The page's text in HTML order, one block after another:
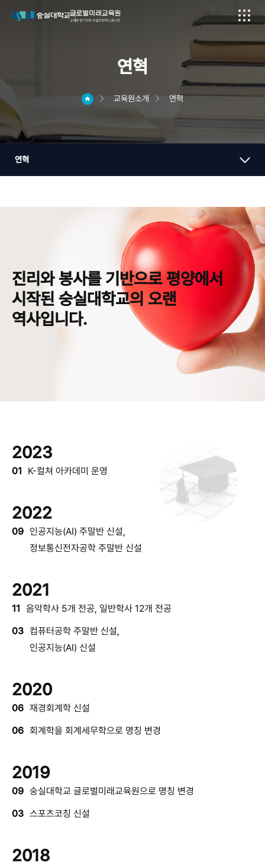
연혁
교육원소개 연혁
연혁
진리와 봉사를 기반으로 평양에서
시작된 숭실대학교의 오랜
역사입니다.
2023
01 K-컬쳐 아카데미 운영
2022
09 인공지능(AI) 주말반 신설,
정보통신전자공학 주말반 신설
2021
11 음악학사 5개 전공, 일반학사 12개 전공
03 컴퓨터공학 주말반 신설,
인공지능(AI) 신설
2020
06 재경회계학 신설
06 회계학을 회계세무학으로 명칭 변경
2019
09 숭실대학교 글로벌미래교육원으로 명칭 변경
03 스포츠코칭 신설
2018